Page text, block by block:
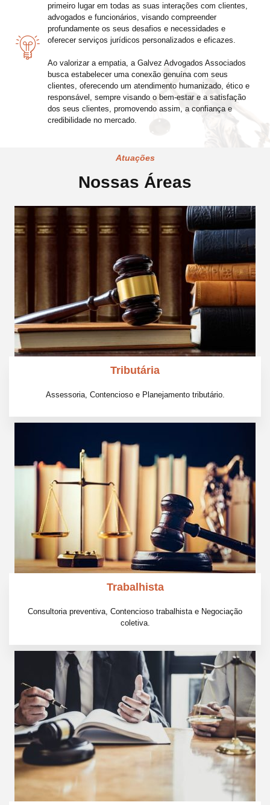
primeiro lugar em todas as suas interações com clientes,
advogados e funcionários, visando compreender
profundamente os seus desafios e necessidades e
oferecer serviços jurídicos personalizados e eficazes.
Ao valorizar a empatia, a Galvez Advogados Associados
busca estabelecer uma conexão genuína com seus
clientes, oferecendo um atendimento humanizado, ético e
responsável, sempre visando o bem-estar e a satisfação
dos seus clientes, promovendo assim, a confiança e
credibilidade no mercado.
Atuações
Nossas Áreas
Tributária
Assessoria, Contencioso e Planejamento tributário.
Trabalhista
Consultoria preventiva, Contencioso trabalhista e Negociação
coletiva.